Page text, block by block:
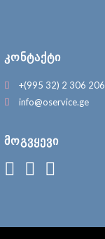
ᲙᲝᲜᲢᲐᲥᲢᲘ
+(995 32) 2 306 206
info@oservice.ge
ᲛᲝᲒᲕᲧᲔᲕᲘ